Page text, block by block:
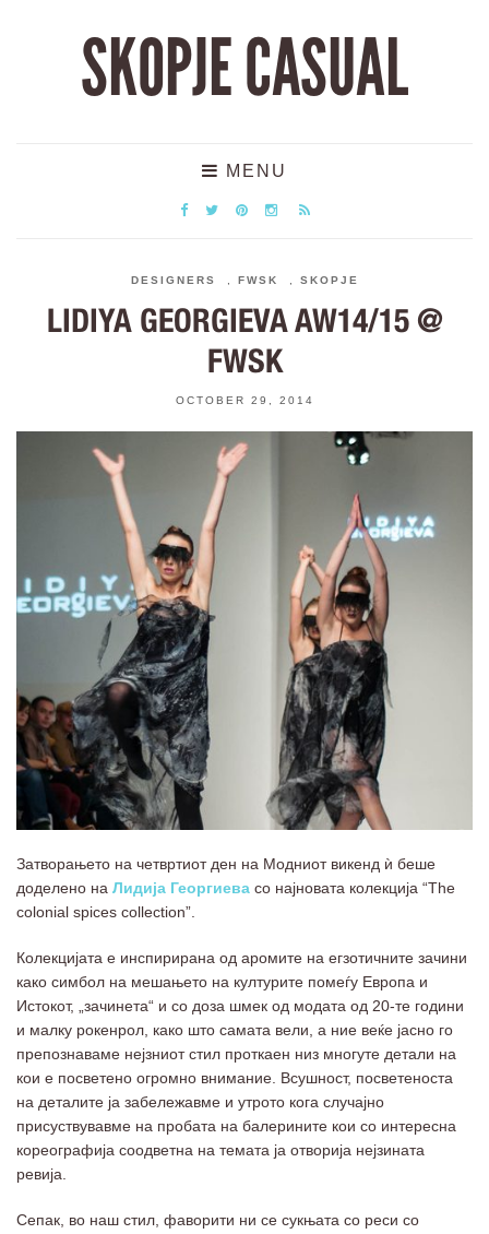
SKOPJE CASUAL
MENU
DESIGNERS FWSK SKOPJE
LIDIYA GEORGIEVA AW14/15 @
FWSK
OCTOBER 29, 2014
Затворањето на четвртиот ден на Модниот викенд ѝ беше
доделено на Лидија Георгиева со најновата колекција “The
colonial spices collection”.
Колекцијата е инспирирана од аромите на егзотичните зачини
како симбол на мешањето на културите помеѓу Европа и
Истокот, „зачинета“ и со доза шмек од модата од 20-те години
и малку рокенрол, како што самата вели, а ние веќе јасно го
препознаваме нејзниот стил проткаен низ многуте детали на
кои е посветено огромно внимание. Всушност, посветеноста
на деталите ја забележавме и утрото кога случајно
присуствувавме на пробата на балерините кои со интересна
кореографија соодветна на темата ја отворија нејзината
ревија.
Сепак, во наш стил, фаворити ни се сукњата со реси со